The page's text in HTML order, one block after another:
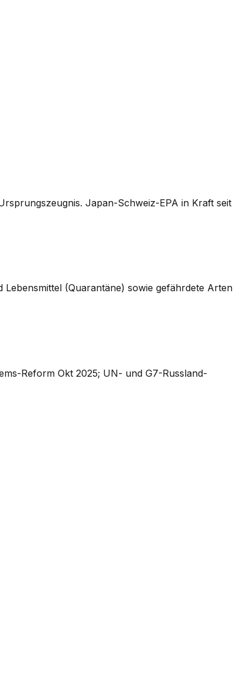
Japan-Schweiz-EPA in Kraft seit
(Quarantäne) sowie gefährdete Arten
Reform Okt 2025; UN- und G7-Russland-